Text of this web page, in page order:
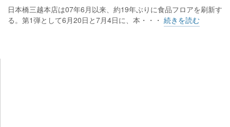
日本橋三越本店は07年6月以来、約19年ぶりに食品フロアを刷新す
る。第1弾として6月20日と7月4日に、本・・・ 続きを読む